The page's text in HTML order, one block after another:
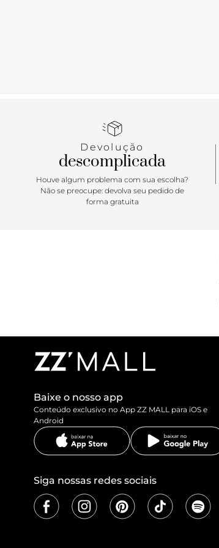
Devolução
descomplicada
Houve algum problema com sua escolha?
Não se preocupe: devolva seu pedido de
forma gratuita
Baixe o nosso app
Conteúdo exclusivo no App ZZ MALL para iOS e
Android
Siga nossas redes sociais